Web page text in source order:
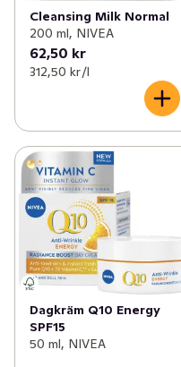
Cleansing Milk Normal
200 ml, NIVEA
62,50 kr
312,50 kr /l
Dagkräm Q10 Energy
SPF15
50 ml, NIVEA